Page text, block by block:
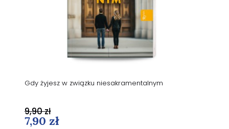
Gdy żyjesz w związku niesakramentalnym
7,90 zł
9,90 zł